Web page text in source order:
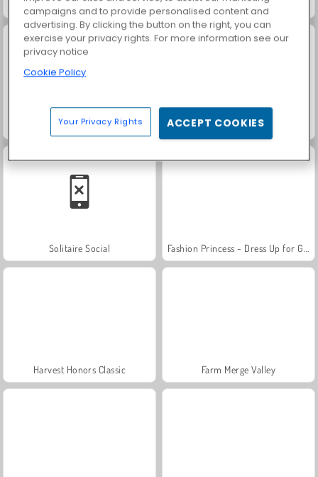
Grand Mahjong Connect Trollface Quest: USA 2
Masha and the Bear: Meadows Scala 40
Solitaire Social
Harvest Honors Classic Farm Merge Valley
campaigns and to provide personalised content and
advertising. By clicking the button on the right, you can
exercise your privacy rights. For more information see our
privacy notice
Cookie Policy
Your Privacy Rights ACCEPT COOKIES